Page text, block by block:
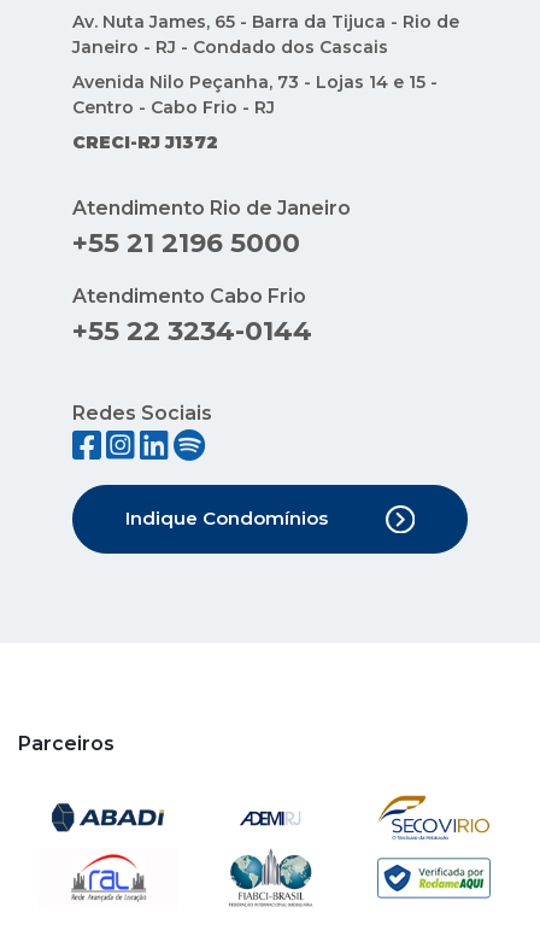
Av. Nuta James, 65 - Barra da Tijuca - Rio de
Janeiro - RJ - Condado dos Cascais
Avenida Nilo Peçanha, 73 - Lojas 14 e 15 -
Centro - Cabo Frio - RJ
CRECI-RJ J1372
Atendimento Rio de Janeiro
+55 21 2196 5000
Atendimento Cabo Frio
+55 22 3234-0144
Redes Sociais
Indique Condomínios
Parceiros